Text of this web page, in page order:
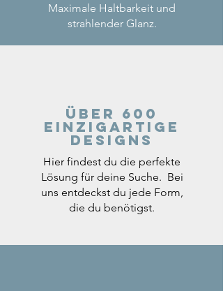
Maximale Haltbarkeit und
strahlender Glanz.
Über 600
einzigartige
Designs
Hier findest du die perfekte
Lösung für deine Suche. Bei
uns entdeckst du jede Form,
die du benötigst.